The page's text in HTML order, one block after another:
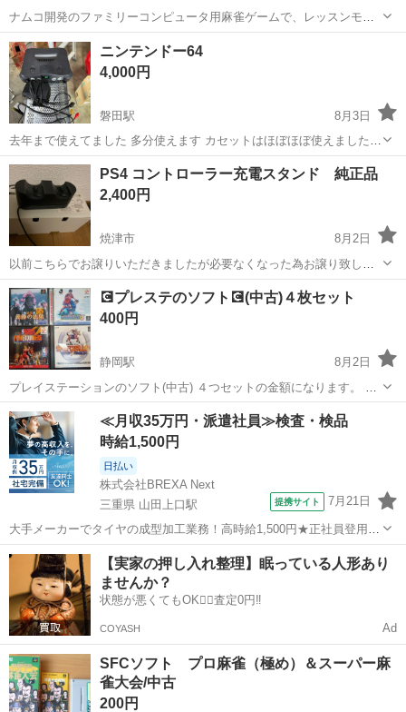
ナムコ開発のファミリーコンピュータ用麻雀ゲームで、レッスンモー
ドやテスト機能が搭載されています。 - メーカー: ナムコ - タイトル:
ファミリーマージャン - 対応機種: ファミリーコンピュータ 画像のも
のが全てです...
静岡 静岡市 テレビゲーム
ニンテンドー64
4,000円
磐田駅
8月3日
去年まで使えてました 多分使えます カセットはほぼほぼ使えましたけ
ど、わからないのでおまけ程度で考えてください
静岡 磐田市 テレビゲーム ニンテンドー
PS4 コントローラー充電スタンド 純正品
2,400円
焼津市
8月2日
以前こちらでお譲りいただきましたが必要なくなった為お譲り致しま
す。 焼津市の指定場所まで取りにこられるかた。 週末でしたら近場ま
ででしたらこちらから伺うことも可能です。 コントローラー2つ同時
充電が可能です。 中古品の為...
静岡 焼津市 テレビゲーム コントローラー
💽プレステのソフト💽(中古)４枚セット
400円
静岡駅
8月2日
プレイステーションのソフト(中古) ４つセットの金額になります。 発
送やバラ売りは考えてませんmm 動作確認済み､普通に起動しますけ
ど、 見ての通りケースに割れ等、ありますので、細かい事が気になら
ない方、宜しくお願いします...
静岡 静岡市 静岡駅 テレビゲーム プレステ
≪月収35万円・派遣社員≫検査・検品
時給1,500円
日払い
株式会社BREXA Next
三重県 山田上口駅
提携サイト 7月21日
大手メーカーでタイヤの成型加工業務！高時給1,500円★正社員登用制
度あり！ワンルーム寮完備！マイカー通勤OK！無料駐車場あり！《三
重県伊勢市》 人気の工場のお仕事 ◇タイヤの製造◇ トラック・バ
ス・RV車用を中心とした...
三重 伊勢市 山田上口駅 その他
【実家の押し入れ整理】眠っている人形あり
ませんか？
状態が悪くてもOK🙆‍♀️査定0円‼️
COYASH Ad
SFCソフト プロ麻雀（極め）＆スーパー麻
雀大会/中古
200円